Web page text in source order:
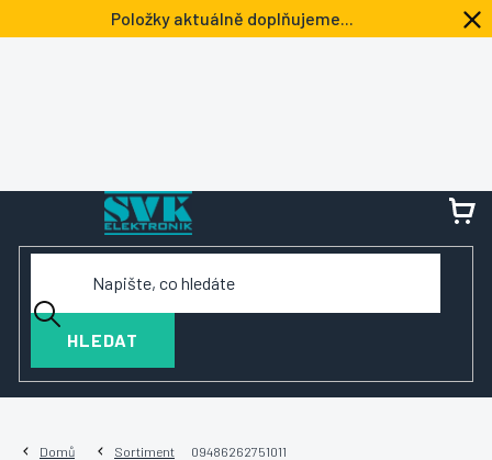
na
Položky aktuálně doplňujeme...
HLEDAT
Domů Sortiment 09486262751011